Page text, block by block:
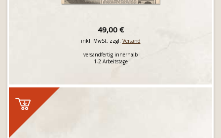
49,00 €
inkl. MwSt. zzgl. Versand
versandfertig innerhalb
1-2 Arbeitstage